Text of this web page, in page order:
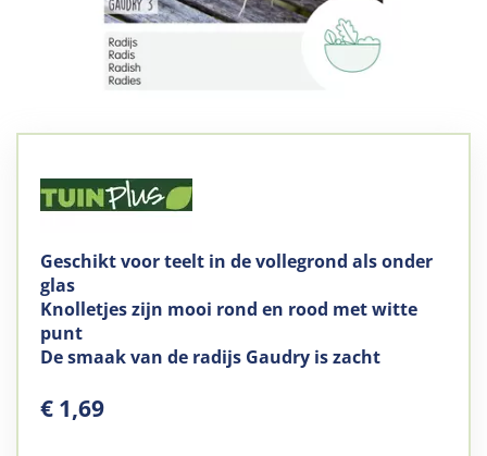
Geschikt voor teelt in de vollegrond als onder
glas
Knolletjes zijn mooi rond en rood met witte
punt
De smaak van de radijs Gaudry is zacht
€ 1,69